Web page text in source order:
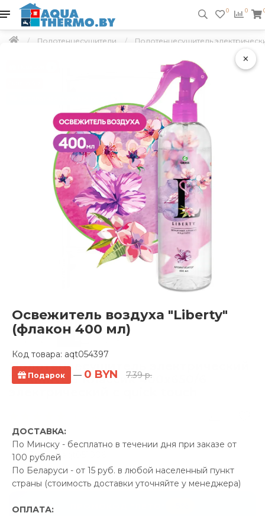
×
Освежитель воздуха "Liberty"
(флакон 400 мл)
Код товара: aqt054397
Подарок — 0 BYN 7.39 р.
ДОСТАВКА:
По Минску - бесплатно в течении дня при заказе от
100 рублей
По Беларуси - от 15 руб. в любой населенный пункт
страны (стоимость доставки уточняйте у менеджера)
ОПЛАТА:
0 0
Полотенцесушители Полотенцесушитель
Полотенцесушитель электрический
TERMINUS Классик 400x650/6
Производитель:TERMINUS
Код Товара: aqt051006